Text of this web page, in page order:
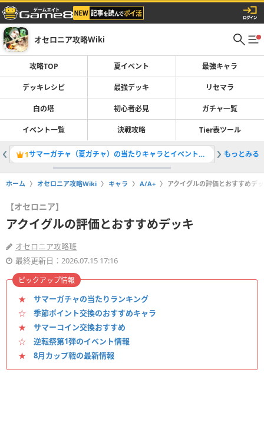
オセロニア攻略Wiki
攻略TOP 夏イベント 最強キャラ
デッキレシピ 最強デッキ リセマラ
白の塔 初心者必見 ガチャ一覧
イベント一覧 決戦攻略 Tier表ツール
1 サマーガチャ（夏ガチャ）の当たりキャラとイベント情報 2最強デ
もっとみる
ホーム オセロニア攻略Wiki キャラ A/A+ アクイグルの評価とおすすめデ
【オセロニア】
アクイグルの評価とおすすめデッキ
オセロニア攻略班
最終更新日：2026.07.15 17:16
★ サマーガチャの当たりランキング
☆ 季節ポイント交換のおすすめキャラ
★ サマーコイン交換おすすめ
☆ 逆転祭第1弾のイベント情報
★ 8月カップ戦の最新情報
ピックアップ情報